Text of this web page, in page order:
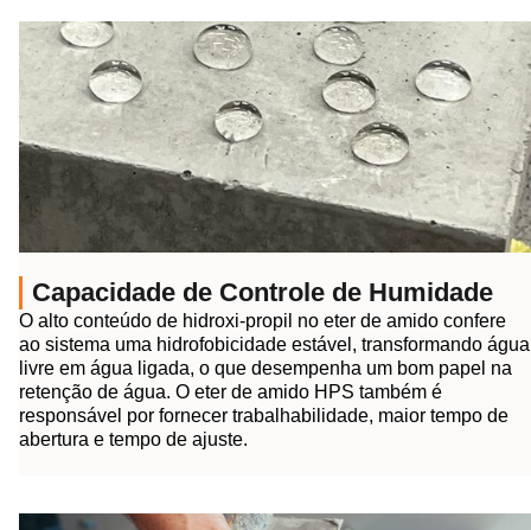
Capacidade de Controle de Humidade
O alto conteúdo de hidroxi-propil no eter de amido confere
ao sistema uma hidrofobicidade estável, transformando água
livre em água ligada, o que desempenha um bom papel na
retenção de água. O eter de amido HPS também é
responsável por fornecer trabalhabilidade, maior tempo de
abertura e tempo de ajuste.